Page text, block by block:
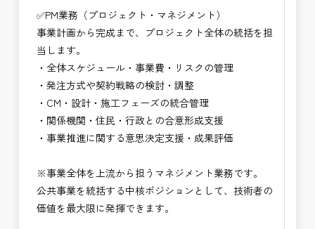
・CM・設計・施工を統括する最上位ポジションを
目指せる
・年収900万円以上の高待遇が期待できるキャリア
領域
→ 技術士としての価値を最大化できる仕事
■勤務地について、ご希望のある方は別途ご相談く
ださい。
国土交通省、地方自治体
（東北地方、関東地方、中部地方、近畿地方など）
■発注者支援業務＜希望する業務をお選びくださ
い。＞
・＜急募＞工事監督支援業務
・NEXCO（ネクスコ）施工管理
・NEXCO（ネクスコ）点検業務
・NEXCO（ネクスコ）保全調査
✅PM業務（プロジェクト・マネジメント）
事業計画から完成まで、プロジェクト全体の統括を担
当します。
・全体スケジュール・事業費・リスクの管理
・発注方式や契約戦略の検討・調整
・CM・設計・施工フェーズの統合管理
・関係機関・住民・行政との合意形成支援
・事業推進に関する意思決定支援・成果評価
※事業全体を上流から担うマネジメント業務です。
公共事業を統括する中核ポジションとして、技術者の
価値を最大限に発揮できます。